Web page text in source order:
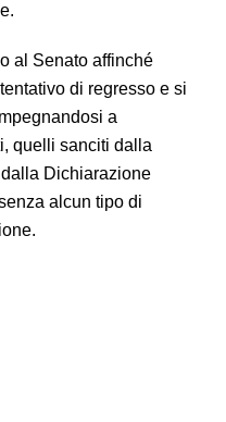
al Senato affinché
di regresso e si
a
quelli sanciti dalla
Dichiarazione
alcun tipo di